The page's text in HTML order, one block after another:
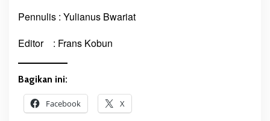
Pennulis : Yulianus Bwariat
Editor : Frans Kobun
Bagikan ini:
Facebook X